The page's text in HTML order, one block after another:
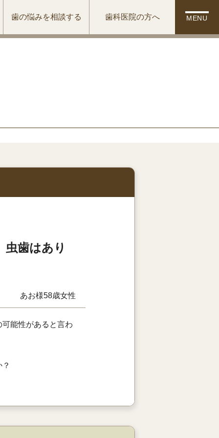
歯の悩みを相談する 歯科医院の方へ MENU
歯はあり
あお様58歳女性
可能性があると言わ